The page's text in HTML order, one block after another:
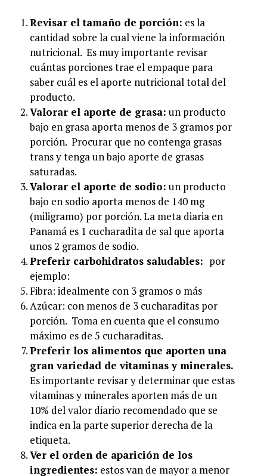
Revisar el tamaño de porción: es la
cantidad sobre la cual viene la información
nutricional. Es muy importante revisar
cuántas porciones trae el empaque para
saber cuál es el aporte nutricional total del
producto.
Valorar el aporte de grasa: un producto
bajo en grasa aporta menos de 3 gramos por
porción. Procurar que no contenga grasas
trans y tenga un bajo aporte de grasas
saturadas.
Valorar el aporte de sodio: un producto
bajo en sodio aporta menos de 140 mg
(miligramo) por porción. La meta diaria en
Panamá es 1 cucharadita de sal que aporta
unos 2 gramos de sodio.
Preferir carbohidratos saludables: por
ejemplo:
Fibra: idealmente con 3 gramos o más
Azúcar: con menos de 3 cucharaditas por
porción. Toma en cuenta que el consumo
máximo es de 5 cucharaditas.
Preferir los alimentos que aporten una
gran variedad de vitaminas y minerales.
Es importante revisar y determinar que estas
vitaminas y minerales aporten más de un
10% del valor diario recomendado que se
indica en la parte superior derecha de la
etiqueta.
Ver el orden de aparición de los
ingredientes: estos van de mayor a menor